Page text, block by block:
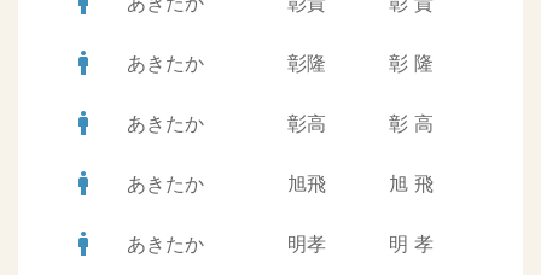
man あきたか 彰隆 彰 隆
man あきたか 彰高 彰 高
man あきたか 旭飛 旭 飛
man あきたか 明孝 明 孝